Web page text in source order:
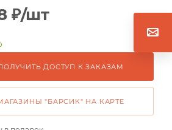
₽/шт
ДОСТУП К ЗАКАЗАМ
"БАРСИК" НА КАРТЕ